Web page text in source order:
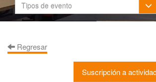
Tipos de evento
Regresar
Suscripción a